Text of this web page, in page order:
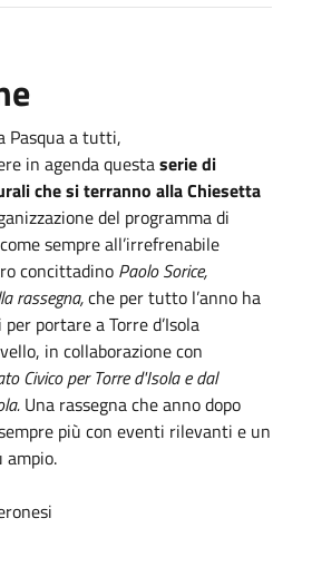
Pasqua a tutti,
in agenda questaserie di
che si terranno alla Chiesetta
del programma di
sempre all’irrefrenabile
concittadino Paolo Sorice,
rassegna,che per tutto l’anno ha
portare a Torre d’Isola
in collaborazione con
Civico per Torre d'Isola e dal
Una rassegna che anno dopo
più con eventi rilevanti e un
ampio.